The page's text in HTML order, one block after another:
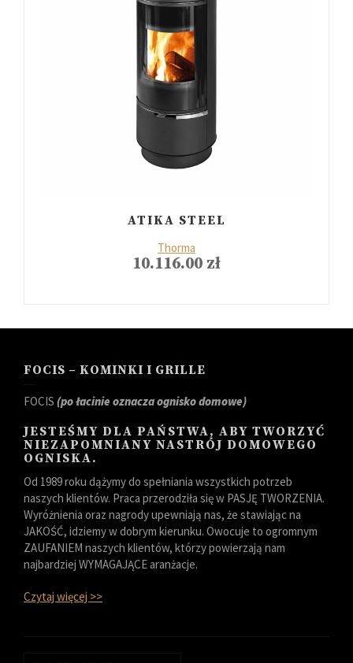
ATIKA STEEL
Thorma
10.116.00 zł
FOCIS – KOMINKI I GRILLE
FOCIS (po łacinie oznacza ognisko domowe)
JESTEŚMY DLA PAŃSTWA, ABY TWORZYĆ
NIEZAPOMNIANY NASTRÓJ DOMOWEGO
OGNISKA.
Od 1989 roku dążymy do spełniania wszystkich potrzeb
naszych klientów. Praca przerodziła się w PASJĘ TWORZENIA.
Wyróżnienia oraz nagrody upewniają nas, że stawiając na
JAKOŚĆ, idziemy w dobrym kierunku. Owocuje to ogromnym
ZAUFANIEM naszych klientów, którzy powierzają nam
najbardziej WYMAGAJĄCE aranżacje.
Czytaj więcej >>